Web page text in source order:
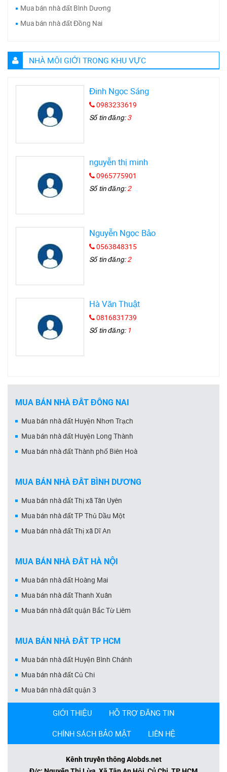
Mua bán nhà đất Bình Dương
Mua bán nhà đất Đồng Nai
NHÀ MÔI GIỚI TRONG KHU VỰC
Đinh Ngọc Sáng
0983233619
Số tin đăng:3
nguyễn thị minh
0965775901
Số tin đăng:2
Nguyễn Ngọc Bảo
0563848315
Số tin đăng:2
Hà Văn Thuật
0816831739
Số tin đăng: 1
MUA BÁN NHÀ ĐẤT ĐỒNG NAI
Mua bán nhà đất Huyện Nhơn Trạch
Mua bán nhà đất Huyện Long Thành
Mua bán nhà đất Thành phố Biên Hoà
MUA BÁN NHÀ ĐẤT BÌNH DƯƠNG
Mua bán nhà đất Thị xã Tân Uyên
Mua bán nhà đất TP Thủ Dầu Một
Mua bán nhà đất Thị xã Dĩ An
MUA BÁN NHÀ ĐẤT HÀ NỘI
Mua bán nhà đất Hoàng Mai
Mua bán nhà đất Thanh Xuân
Mua bán nhà đất quận Bắc Từ Liêm
MUA BÁN NHÀ ĐẤT TP HCM
Mua bán nhà đất Huyện Bình Chánh
Mua bán nhà đất Củ Chi
Mua bán nhà đất quận 3
GIỚI THIỆU HỖ TRỢ ĐĂNG TIN
CHÍNH SÁCH BẢO MẬT LIÊN HỆ
Kênh truyền thông Alobds.net